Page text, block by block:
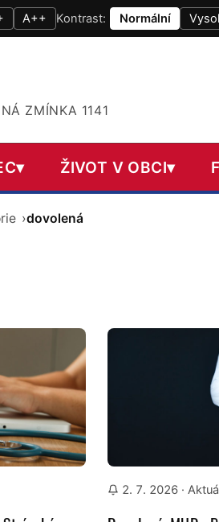
A++ Kontrast: Normální
ZMÍNKA 1141
▾ ŽIVOT V OBCI▾
dovolená
2. 7. 2026·